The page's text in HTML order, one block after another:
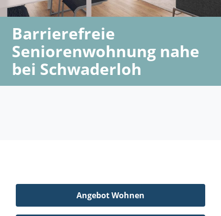
Barrierefreie
Seniorenwohnung nahe
bei Schwaderloh
Angebot Wohnen